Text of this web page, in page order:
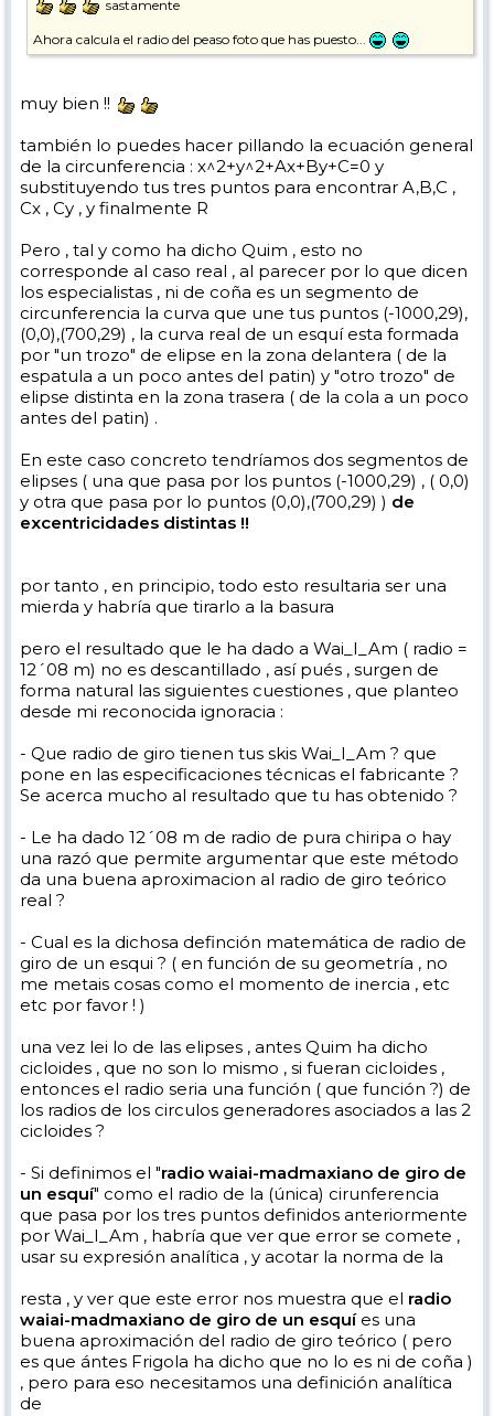
sastamente
Ahora calcula el radio del peaso foto que has puesto...
muy bien !!
también lo puedes hacer pillando la ecuación general
de la circunferencia : x^2+y^2+Ax+By+C=0 y
substituyendo tus tres puntos para encontrar A,B,C ,
Cx , Cy , y finalmente R
Pero , tal y como ha dicho Quim , esto no
corresponde al caso real , al parecer por lo que dicen
los especialistas , ni de coña es un segmento de
circunferencia la curva que une tus puntos (-1000,29),
(0,0),(700,29) , la curva real de un esquí esta formada
por "un trozo" de elipse en la zona delantera ( de la
espatula a un poco antes del patin) y "otro trozo" de
elipse distinta en la zona trasera ( de la cola a un poco
antes del patin) .
En este caso concreto tendríamos dos segmentos de
elipses ( una que pasa por los puntos (-1000,29) , ( 0,0)
y otra que pasa por lo puntos (0,0),(700,29) ) de
excentricidades distintas !!
por tanto , en principio, todo esto resultaria ser una
mierda y habría que tirarlo a la basura
pero el resultado que le ha dado a Wai_I_Am ( radio =
12´08 m) no es descantillado , así pués , surgen de
forma natural las siguientes cuestiones , que planteo
desde mi reconocida ignoracia :
- Que radio de giro tienen tus skis Wai_I_Am ? que
pone en las especificaciones técnicas el fabricante ?
Se acerca mucho al resultado que tu has obtenido ?
- Le ha dado 12´08 m de radio de pura chiripa o hay
una razó que permite argumentar que este método
da una buena aproximacion al radio de giro teórico
real ?
- Cual es la dichosa definción matemática de radio de
giro de un esqui ? ( en función de su geometría , no
me metais cosas como el momento de inercia , etc
etc por favor ! )
una vez lei lo de las elipses , antes Quim ha dicho
cicloides , que no son lo mismo , si fueran cicloides ,
entonces el radio seria una función ( que función ?) de
los radios de los circulos generadores asociados a las 2
cicloides ?
- Si definimos el "radio waiai-madmaxiano de giro de
un esquí" como el radio de la (única) cirunferencia
que pasa por los tres puntos definidos anteriormente
por Wai_I_Am , habría que ver que error se comete ,
usar su expresión analítica , y acotar la norma de la
resta , y ver que este error nos muestra que el radio
waiai-madmaxiano de giro de un esquíes una
buena aproximación del radio de giro teórico ( pero
es que ántes Frigola ha dicho que no lo es ni de coña )
, pero para eso necesitamos una definición analítica
de